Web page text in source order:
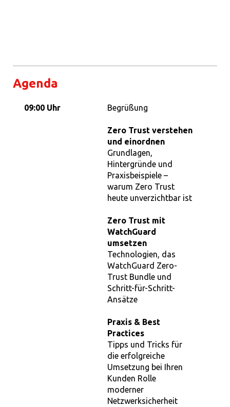
Agenda
09:00 Uhr Begrüßung
Zero Trust verstehen
und einordnen
Grundlagen,
Hintergründe und
Praxisbeispiele –
warum Zero Trust
heute unverzichtbar ist
Zero Trust mit
WatchGuard
umsetzen
Technologien, das
WatchGuard Zero-
Trust Bundle und
Schritt-für-Schritt-
Ansätze
Praxis & Best
Practices
Tipps und Tricks für
die erfolgreiche
Umsetzung bei Ihren
Kunden Rolle
moderner
Netzwerksicherheit